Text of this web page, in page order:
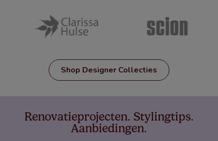
Shop Designer Collecties
Renovatieprojecten. Stylingtips.
Aanbiedingen.